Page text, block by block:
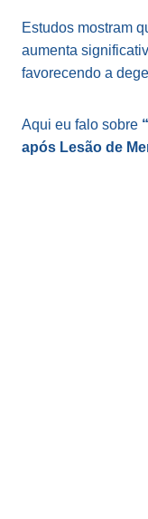
Estudos mostram
aumenta
favorecendo a
Aqui eu falo sobre
após Lesão de